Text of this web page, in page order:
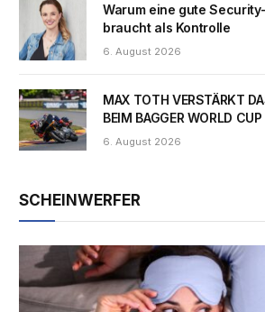
Warum eine gute
braucht als Kontrolle
6. August 2026
MAX TOTH VERSTÄRKT
BEIM BAGGER WORLD
6. August 2026
SCHEINWERFER